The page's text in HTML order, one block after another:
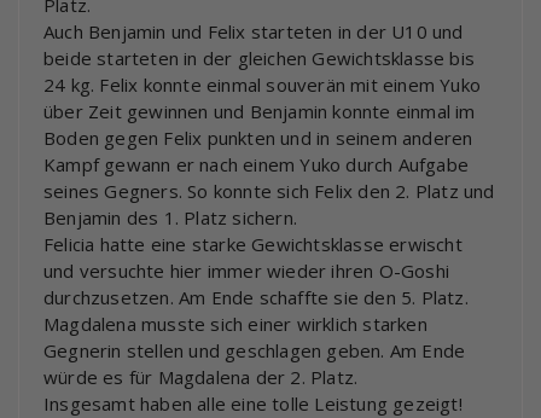
Platz.
Auch Benjamin und Felix starteten in der U10 und
beide starteten in der gleichen Gewichtsklasse bis
24 kg. Felix konnte einmal souverän mit einem Yuko
über Zeit gewinnen und Benjamin konnte einmal im
Boden gegen Felix punkten und in seinem anderen
Kampf gewann er nach einem Yuko durch Aufgabe
seines Gegners. So konnte sich Felix den 2. Platz und
Benjamin des 1. Platz sichern.
Felicia hatte eine starke Gewichtsklasse erwischt
und versuchte hier immer wieder ihren O-Goshi
durchzusetzen. Am Ende schaffte sie den 5. Platz.
Magdalena musste sich einer wirklich starken
Gegnerin stellen und geschlagen geben. Am Ende
würde es für Magdalena der 2. Platz.
Insgesamt haben alle eine tolle Leistung gezeigt!